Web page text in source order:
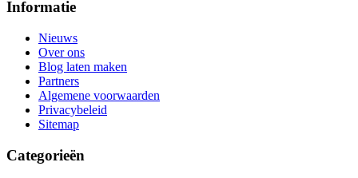
Informatie
Nieuws
Over ons
Blog laten maken
Partners
Algemene voorwaarden
Privacybeleid
Sitemap
Categorieën